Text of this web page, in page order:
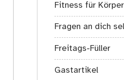
Fitness für
Fragen an dich
Freitags-Füller
Gastartikel